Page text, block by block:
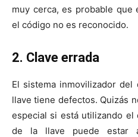
muy cerca, es probable que
el código no es reconocido.
2. Clave errada
El sistema inmovilizador
llave tiene defectos. Quizás
especial si está utilizando
de la llave puede estar